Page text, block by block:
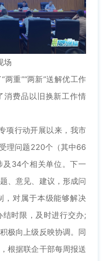
场
重”“两新”送解优工作
消费品以旧换新工作情
项行动开展以来，我市
理问题220个（其中66
及34个相关单位。下一
、意见、建议，形成问
，对属于本级能够解决
时限，及时进行交办;
极向上级反映协调。同
根据联企干部每周报送